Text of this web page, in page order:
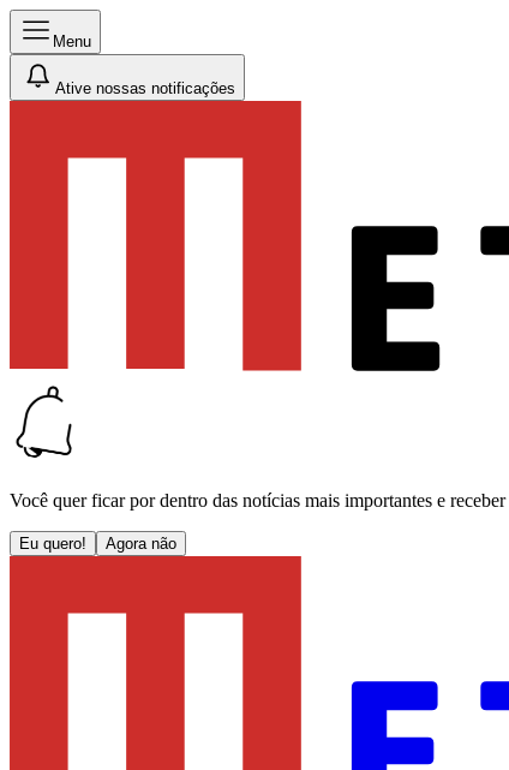
Menu
Ative nossas notificações
Você quer ficar por dentro das notícias mais importantes e receber
Eu quero! Agora não